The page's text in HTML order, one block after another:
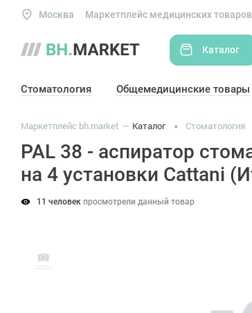
Москва Маркетплейс медицинских
Каталог
Стоматология Общемедицинские товары
Маркетплейс bh.market Каталог Стоматология
PAL 38 - аспиратор
на 4 установки Cattani
11 человек просмотрели данный товар